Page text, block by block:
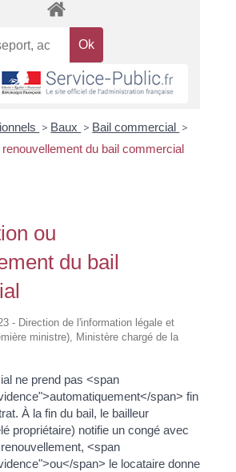
> Baux > Bail commercial >
du bail commercial
ou
du bail
- Direction de l'information légale et
ministre), Ministère chargé de la
ne prend pas <span
span> fin
À la fin du bail, le bailleur
propriétaire) notifie un congé avec
<span
span> le locataire donne